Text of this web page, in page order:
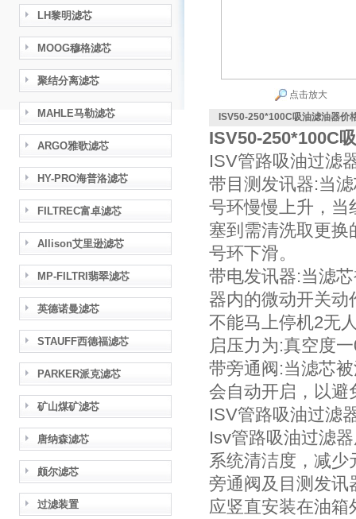
LH黎明滤芯
MOOG穆格滤芯
聚结分离滤芯
MAHLE马勒滤芯
ARGO雅歌滤芯
HY-PRO海普洛滤芯
FILTREC富卓滤芯
Allison艾里逊滤芯
MP-FILTRI翡翠滤芯
英德诺曼滤芯
STAUFF西德福滤芯
PARKER派克滤芯
矿山煤矿滤芯
唐纳森滤芯
颇尔滤芯
过滤装置
点击放大
ISV50-250*100C吸油滤油器价
ISV50-250*100C
ISV管路吸油过滤
带目测发讯器:当
号环慢慢上升，当
塞到需清洗取更
号环下滑。
带电发讯器:当滤
器内的微动开关
不能马上停机2无
启压力为:真空度
带旁通阀:当滤芯
会自动开启，以避
ISV管路吸油过滤
Isv管路吸油过滤
系统清洁度，减
旁通阀及目测发讯
应竖直安装在油